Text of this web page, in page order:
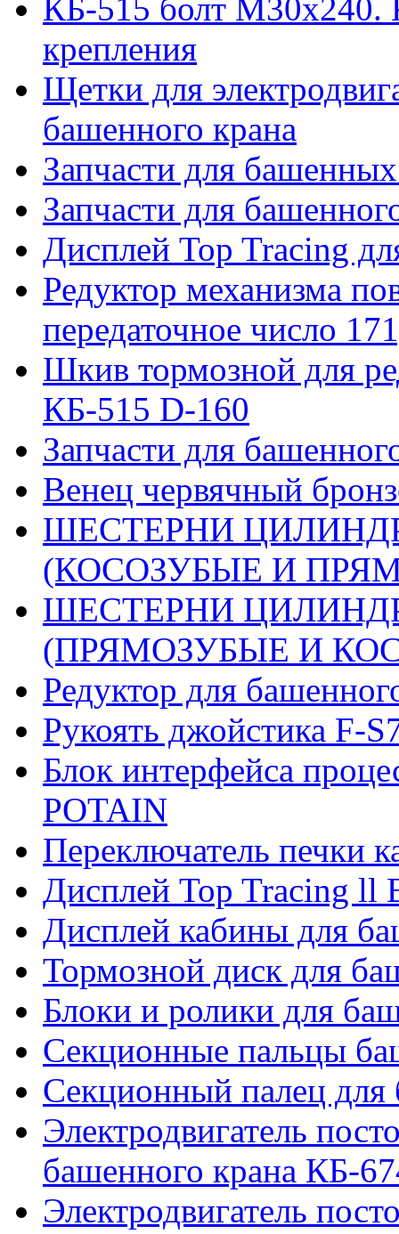
КБ-515 болт М30х240.
крепления
Щетки для
башенного крана
Запчасти для
Запчасти для
Дисплей Top Tracing
Редуктор механизма
передаточное число
Шкив тормозной для
КБ-515 D-160
Запчасти для
Венец червячный
ШЕСТЕРНИ
(КОСОЗУБЫЕ И
ШЕСТЕРНИ
(ПРЯМОЗУБЫЕ И
Редуктор для
Рукоять джойстика F-
Блок интерфейса
POTAIN
Переключатель печки
Дисплей Top Tracing ll
Дисплей кабины для
Тормозной диск для
Блоки и ролики для
Секционные пальцы
Секционный палец
Электродвигатель
башенного крана КБ-
Электродвигатель